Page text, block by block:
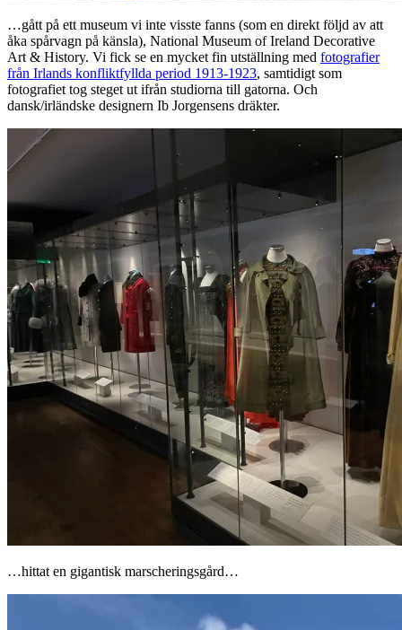
…gått på ett museum vi inte visste fanns (som en direkt följd av att
åka spårvagn på känsla), National Museum of Ireland Decorative
Art & History. Vi fick se en mycket fin utställning med fotografier
från Irlands konfliktfyllda period 1913-1923, samtidigt som
fotografiet tog steget ut ifrån studiorna till gatorna. Och
dansk/irländske designern Ib Jorgensens dräkter.
…hittat en gigantisk marscheringsgård…